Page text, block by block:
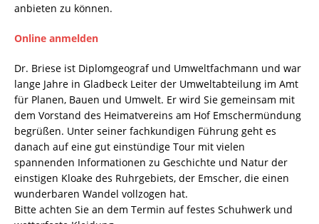
anbieten zu können.
Online anmelden
Dr. Briese ist Diplomgeograf und Umweltfachmann und war
lange Jahre in Gladbeck Leiter der Umweltabteilung im Amt
für Planen, Bauen und Umwelt. Er wird Sie gemeinsam mit
dem Vorstand des Heimatvereins am Hof Emschermündung
begrüßen. Unter seiner fachkundigen Führung geht es
danach auf eine gut einstündige Tour mit vielen
spannenden Informationen zu Geschichte und Natur der
einstigen Kloake des Ruhrgebiets, der Emscher, die einen
wunderbaren Wandel vollzogen hat.
Bitte achten Sie an dem Termin auf festes Schuhwerk und